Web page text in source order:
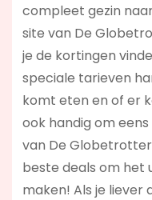
compleet gezin
site van De
je de kortingen
speciale tarieven
komt eten en of er
ook handig om
van De Globetrotter
beste deals om het
maken! Als je liever